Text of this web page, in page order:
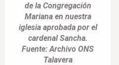
de la Congregación
Mariana en nuestra
iglesia aprobada por el
cardenal Sancha.
Fuente: Archivo ONS
Talavera